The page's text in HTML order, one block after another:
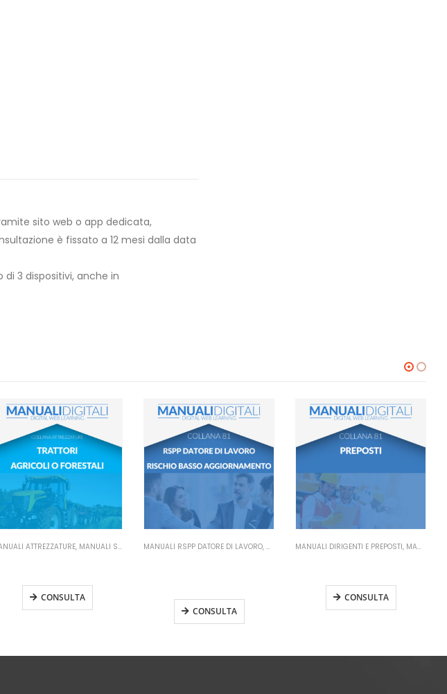
sito web o app dedicata,
è fissato a 12 mesi dalla data
3 dispositivi, anche in
RSPP DATORE DI LAVORO ,MANUALI SICUREZZA SUL LAVORO
Aggiornamento
CONSULTA
MANUALI DIRIGENTI E PREPOSTI,MANUALI SICUREZZA SUL LAVORO
CONSULTA
MANUALI DIRIGENTI E PREPOSTI, MANUALI SICUREZZA SUL LAVORO
CONSULTA